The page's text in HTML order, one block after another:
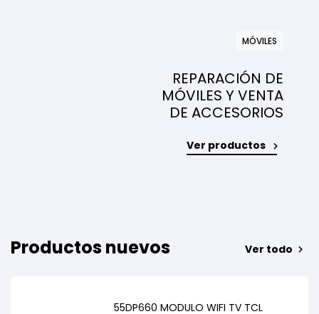
MÓVILES
REPARACIÓN DE
MÓVILES Y VENTA
DE ACCESORIOS
Ver productos
Productos nuevos Ver todo
55DP660 MODULO WIFI TV TCL